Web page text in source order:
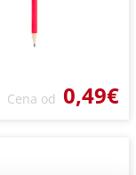
Cena od 0,49€